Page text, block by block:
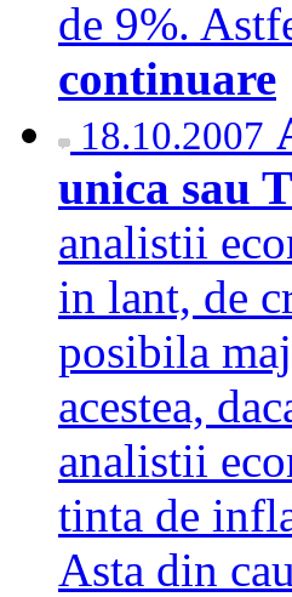
de 9%.
continuare
18.10.2007
unica sau
analistii
in lant, de
posibila
acestea,
analistii
tinta de
Asta din